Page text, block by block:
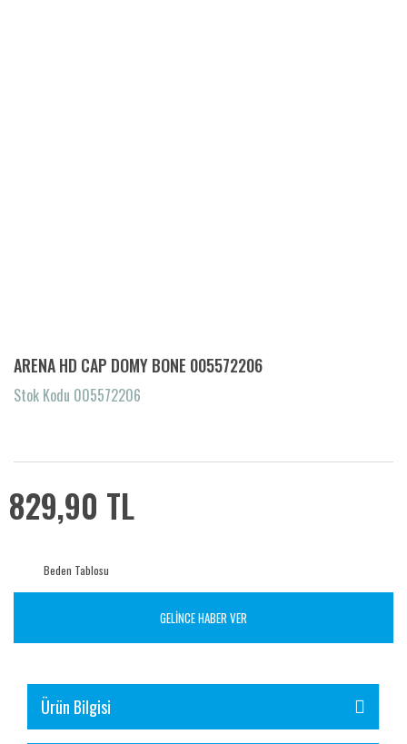
ARENA HD CAP DOMY BONE 005572206
Stok Kodu 005572206
829,90 TL
Beden Tablosu
GELİNCE HABER VER
Ürün Bilgisi